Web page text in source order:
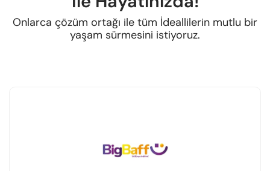
Onlarca çözüm ortağı ile tüm İdeallilerin mutlu bir
yaşam sürmesini istiyoruz.